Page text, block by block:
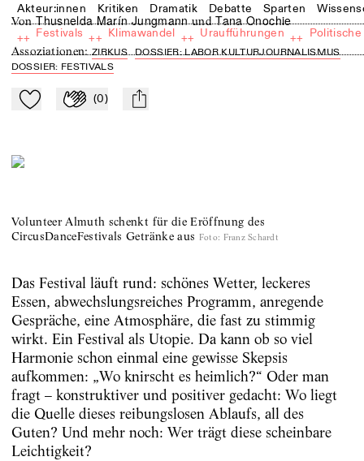
Akteur:innen Kritiken Dramatik Debatte Sparten
++ Festivals ++ Klimawandel ++ Uraufführungen ++
von Thusnelda Marín Jungmann und Tana Onochie
Assoziationen:ZIRKUS
DOSSIER: LABOR KULTURJOURNALISMUS
DOSSIER: FESTIVALS
Zu Mein-TdZ hinzufügen
Applaudieren
(0) mail
Volunteer Almuth schenkt für die Eröffnung des
CircusDanceFestivals Getränke aus Foto: Franz Schardt
Das Festival läuft rund: schönes Wetter, leckeres
Essen, abwechslungsreiches Programm, anregende
Gespräche, eine Atmosphäre, die fast zu stimmig
wirkt. Ein Festival als Utopie. Da kann ob so viel
Harmonie schon einmal eine gewisse Skepsis
aufkommen: „Wo knirscht es heimlich?“ Oder man
fragt – konstruktiver und positiver gedacht: Wo liegt
die Quelle dieses reibungslosen Ablaufs, all des
Guten? Und mehr noch: Wer trägt diese scheinbare
Leichtigkeit?